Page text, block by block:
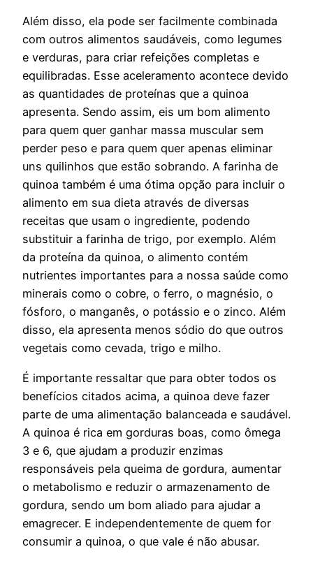
Além disso, ela pode ser facilmente combinada
com outros alimentos saudáveis, como legumes
e verduras, para criar refeições completas e
equilibradas. Esse aceleramento acontece devido
as quantidades de proteínas que a quinoa
apresenta. Sendo assim, eis um bom alimento
para quem quer ganhar massa muscular sem
perder peso e para quem quer apenas eliminar
uns quilinhos que estão sobrando. A farinha de
quinoa também é uma ótima opção para incluir o
alimento em sua dieta através de diversas
receitas que usam o ingrediente, podendo
substituir a farinha de trigo, por exemplo. Além
da proteína da quinoa, o alimento contém
nutrientes importantes para a nossa saúde como
minerais como o cobre, o ferro, o magnésio, o
fósforo, o manganês, o potássio e o zinco. Além
disso, ela apresenta menos sódio do que outros
vegetais como cevada, trigo e milho.
É importante ressaltar que para obter todos os
benefícios citados acima, a quinoa deve fazer
parte de uma alimentação balanceada e saudável.
A quinoa é rica em gorduras boas, como ômega
3 e 6, que ajudam a produzir enzimas
responsáveis pela queima de gordura, aumentar
o metabolismo e reduzir o armazenamento de
gordura, sendo um bom aliado para ajudar a
emagrecer. E independentemente de quem for
consumir a quinoa, o que vale é não abusar.